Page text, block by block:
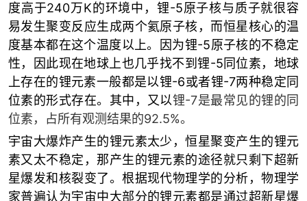
度高于240万K的环境中，锂-5原子核与质子就很容
易发生聚变反应生成两个氦原子核，而恒星核心的温
度基本都在这个温度以上。因为锂-5原子核的不稳定
性，因此现在地球上也几乎找不到锂-5同位素，地球
上存在的锂元素一般都是以锂-6或者锂-7两种稳定同
位素的形式存在。其中，又以锂-7是最常见的锂的同
位素，占所有观测结果的92.5%。
宇宙大爆炸产生的锂元素太少，恒星聚变产生的锂元
素又太不稳定，那产生的锂元素的途径就只剩下超新
星爆发和核裂变了。根据现代物理学的分析，物理学
家普遍认为宇宙中大部分的锂元素都是通过超新星爆